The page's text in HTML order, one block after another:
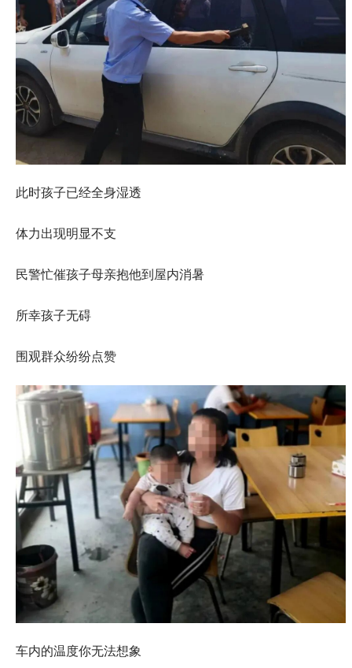
此时孩子已经全身湿透
体力出现明显不支
民警忙催孩子母亲抱他到屋内消暑
所幸孩子无碍
围观群众纷纷点赞
车内的温度你无法想象